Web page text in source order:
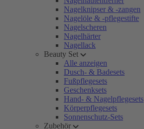
Nagelknipser & -zangen
Nagelöle & -pflegestifte
Nagelscheren
Nagelhärter
Nagellack
Beauty Set
Alle anzeigen
Dusch- & Badesets
Fußpflegesets
Geschenksets
Hand- & Nagelpflegesets
Körperpflegesets
Sonnenschutz-Sets
Zubehör